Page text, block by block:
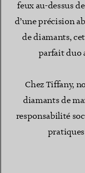
feux au-dessus
d’une précision
de diamants,
parfait duo
Chez Tiffany,
diamants de
responsabilité